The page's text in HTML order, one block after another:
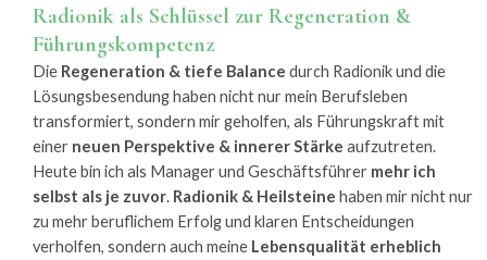
Radionik als Schlüssel zur Regeneration &
Führungskompetenz
Die Regeneration & tiefe Balance durch Radionik und die
Lösungsbesendung haben nicht nur mein Berufsleben
transformiert, sondern mir geholfen, als Führungskraft mit
einer neuen Perspektive & innerer Stärke aufzutreten.
Heute bin ich als Manager und Geschäftsführer mehr ich
selbst als je zuvor. Radionik & Heilsteine haben mir nicht nur
zu mehr beruflichem Erfolg und klaren Entscheidungen
verholfen, sondern auch meine Lebensqualität erheblich